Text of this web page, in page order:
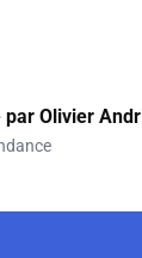
par Olivier